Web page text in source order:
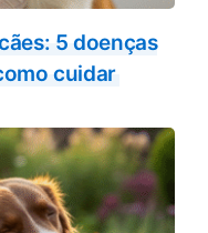
5 doenças
cuidar